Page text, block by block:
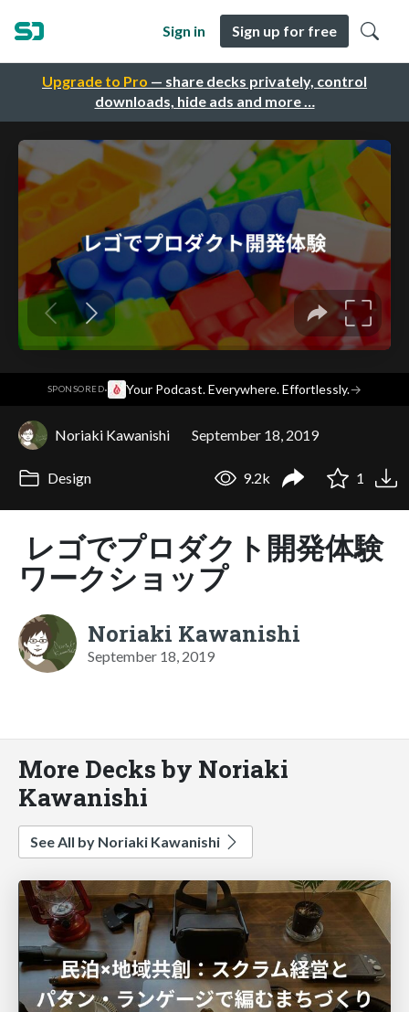
Upgrade to Pro — share decks privately, control
downloads, hide ads and more …
Sign in Sign up for free
SPONSORED· Your Podcast. Everywhere. Effortlessly.→
Noriaki Kawanishi September 18, 2019
Design 9.2k 1
レゴでプロダクト開発体験
ワークショップ
Noriaki Kawanishi
September 18, 2019
More Decks by Noriaki
Kawanishi
See All by Noriaki Kawanishi